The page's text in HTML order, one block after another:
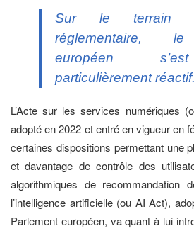
Sur le terrain
réglementaire,
européen
particulièrement réactif.
L’Acte sur les services numériques
adopté en 2022 et entré en vigueur en
certaines dispositions permettant une
et davantage de contrôle des
algorithmiques de recommandation
l’intelligence artificielle (ou AI Act),
Parlement européen, va quant à lui